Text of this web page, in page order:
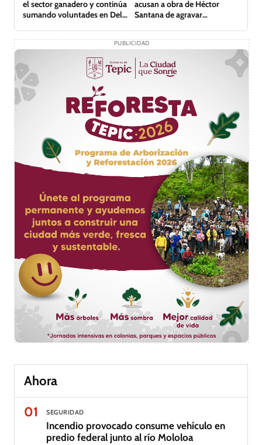
el sector ganadero y continúa
sumando voluntades en Del
acusan a obra de Héctor
Santana de agravar
PUBLICIDAD
Ahora
01
SEGURIDAD
Incendio provocado consume vehículo en
predio federal junto al río Mololoa